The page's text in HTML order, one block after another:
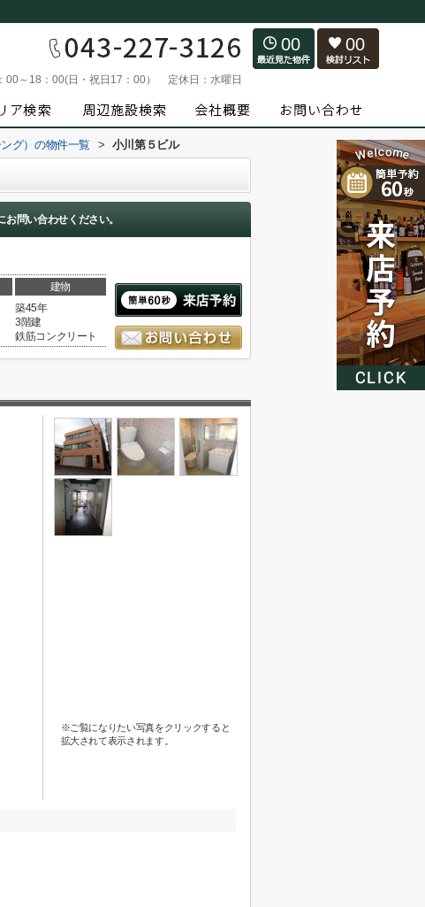
00～18：00(日・祝日17：00） 定休日： 水曜日
00 00
グ）の物件一覧 > 小川第５ビル
問い合わせください。
建物
築45年
3階建
鉄筋コンクリート
※ご覧になりたい写真をクリックすると
拡大されて表示されます。